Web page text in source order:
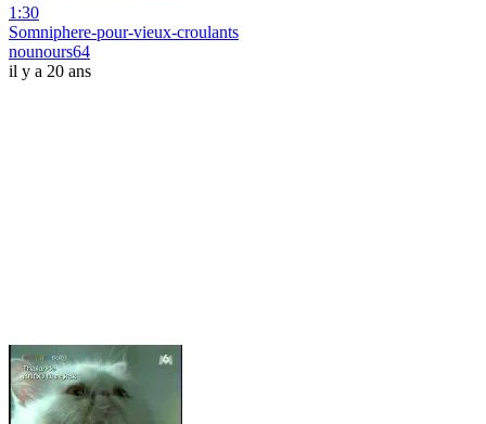
1:30
Somniphere-pour-vieux-croulants
nounours64
il y a 20 ans